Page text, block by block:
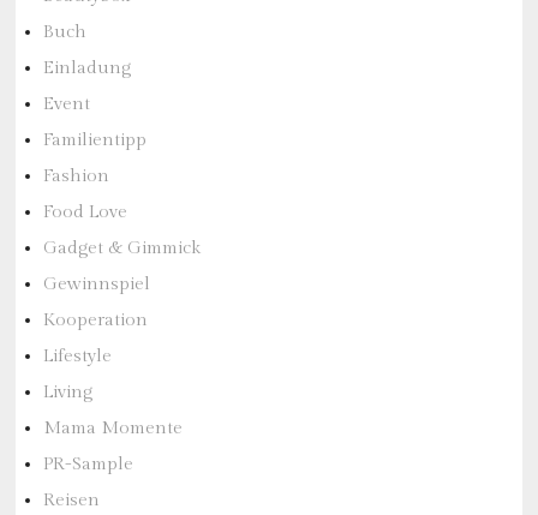
Buch
Einladung
Event
Familientipp
Fashion
Food Love
Gadget & Gimmick
Gewinnspiel
Kooperation
Lifestyle
Living
Mama Momente
PR-Sample
Reisen